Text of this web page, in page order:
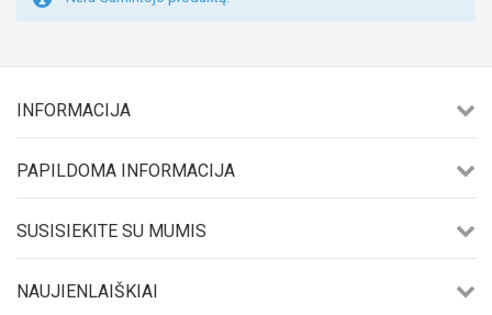
INFORMACIJA
PAPILDOMA INFORMACIJA
SUSISIEKITE SU MUMIS
NAUJIENLAIŠKIAI